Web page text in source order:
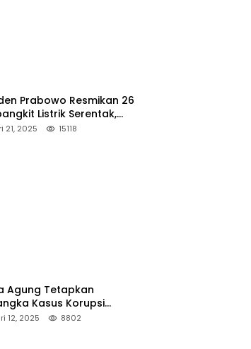
Prabowo Resmikan 26
Listrik Serentak,
Asahan 3 Jadi Sorotan
21, 2025 15118
Agung Tetapkan
Kasus Korupsi
DPP Advokasi IPJI
12, 2025 8802